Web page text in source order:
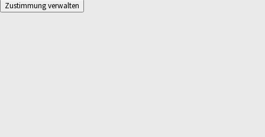
Zustimmung verwalten